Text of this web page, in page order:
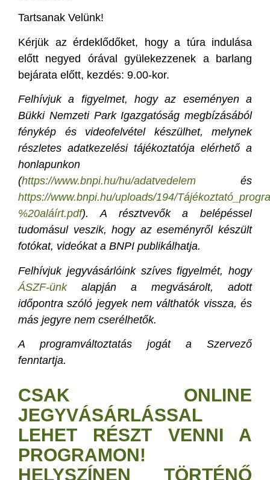
Tartsanak Velünk!
Kérjük az érdeklődőket, hogy a túra indulása
előtt negyed órával gyülekezzenek a barlang
bejárata előtt, kezdés: 9.00-kor.
Felhívjuk a figyelmet, hogy az eseményen a
Bükki Nemzeti Park Igazgatóság megbízásából
fénykép és videofelvétel készülhet, melynek
részletes adatkezelési tájékoztatója elérhető a
honlapunkon
(https://www.bnpi.hu/hu/adatvedelem és
https://www.bnpi.hu/uploads/194/
%20aláírt.pdf). A résztvevők a belépéssel
tudomásul veszik, hogy az eseményről készült
fotókat, videókat a BNPI publikálhatja.
Felhívjuk jegyvásárlóink szíves figyelmét, hogy
ÁSZF-ünkalapján a megvásárolt, adott
időpontra szóló jegyek nem válthatók vissza, és
más jegyre nem cserélhetők.
A programváltoztatás jogát a Szervező
fenntartja.
CSAK ONLINE
JEGYVÁSÁRLÁSSAL
LEHET RÉSZT VENNI A
PROGRAMON!
HELYSZÍNEN TÖRTÉNŐ